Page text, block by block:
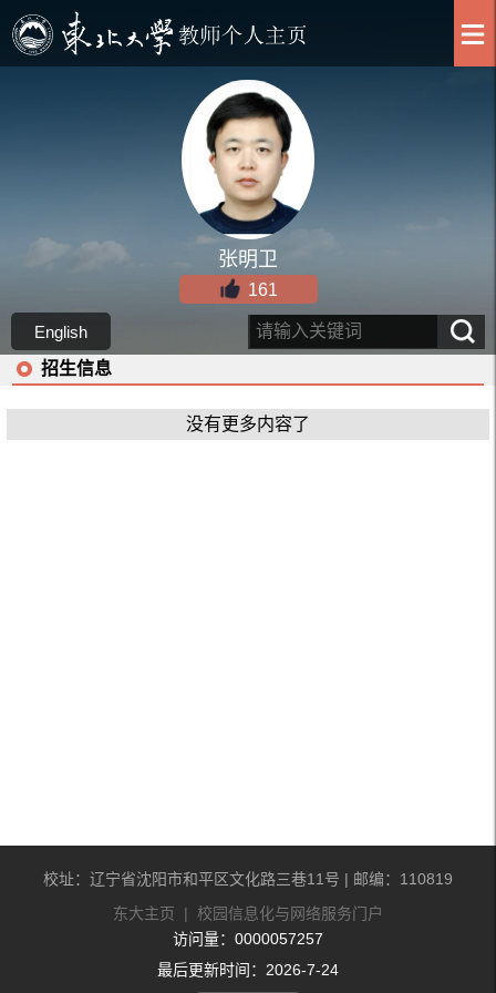
张明卫
161
English
招生信息
没有更多内容了
校址：辽宁省沈阳市和平区文化路三巷11号 | 邮编：110819
东大主页 | 校园信息化与网络服务门户
访问量： 0000057257
最后更新时间： 2026-7-24